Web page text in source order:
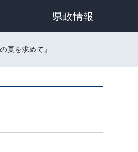
県政情報
夏を求めて』